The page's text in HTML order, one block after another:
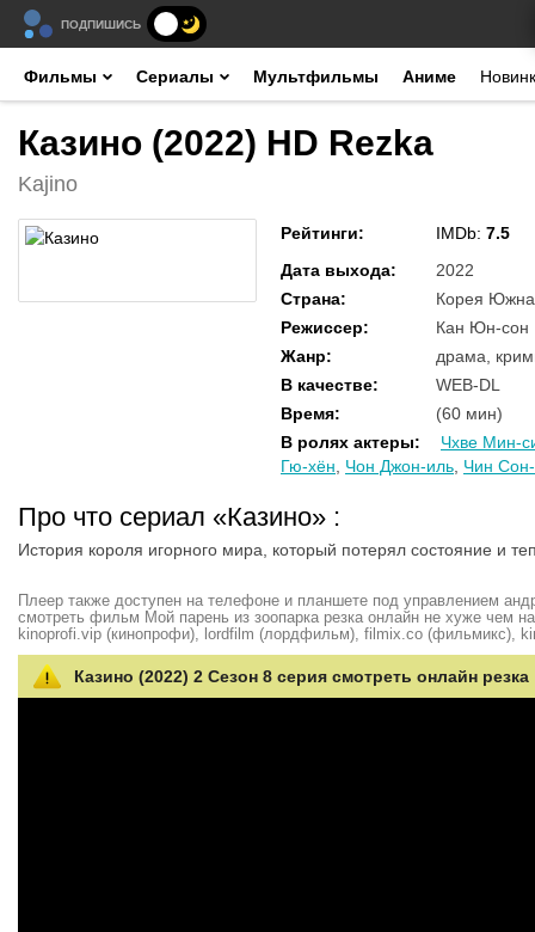
ПОДПИШИСЬ
Фильмы Сериалы Мультфильмы Аниме
Казино (2022) HD Rezka
Kajino
Рейтинги: IMDb: 7.5
Дата выхода:
2022
Страна:
Корея
Режиссер:
Кан Юн-сон
Жанр:
драма,
В качестве:
WEB-DL
Время:
(60 мин)
В ролях актеры:
Чхве Мин-
Гю-хён
Чон Джон-иль Чин
Про что сериал «Казино» :
История короля игорного мира, который потерял состояние и
Плеер также доступен на телефоне и планшете под управлением
смотреть фильм Мой парень из зоопарка резка онлайн не хуже чем
kinoprofi.vip (кинопрофи), lordfilm (лордфильм), filmix.co (фильмикс),
Казино (2022) 2 Сезон 8 серия смотреть онлайн резка